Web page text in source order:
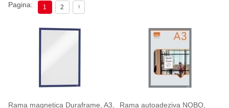
Pagina: 1 2
Rama magnetica Duraframe, A3,
Rama autoadeziva NOBO,